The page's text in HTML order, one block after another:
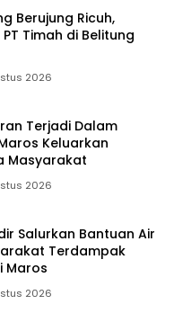
Berujung Ricuh,
Timah di Belitung
2026
Terjadi Dalam
Keluarkan
Masyarakat
2026
Salurkan Bantuan Air
Terdampak
Maros
2026